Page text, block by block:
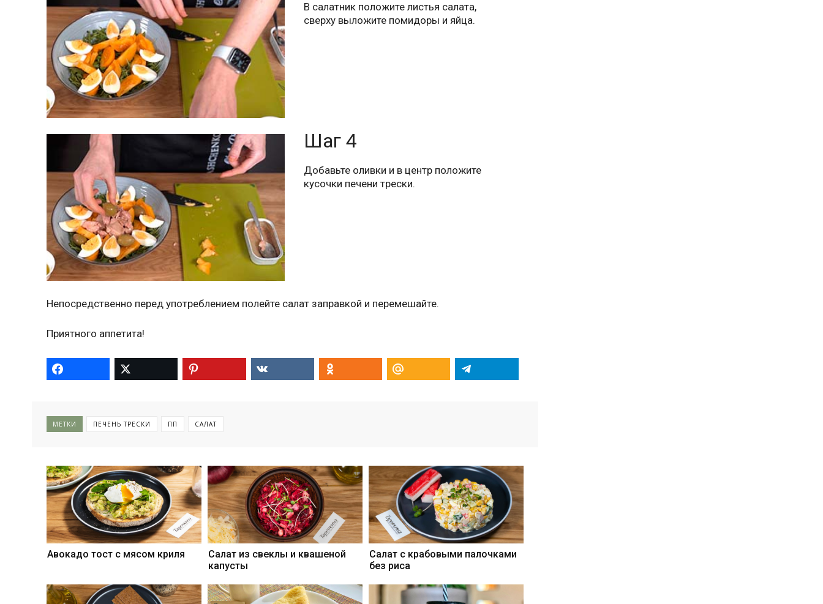
В салатник положите листья салата,
сверху выложите помидоры и яйца.
Шаг 4
Добавьте оливки и в центр положите
кусочки печени трески.
Непосредственно перед употреблением полейте салат заправкой и перемешайте.
Приятного аппетита!
МЕТКИ ПЕЧЕНЬ ТРЕСКИ ПП САЛАТ
Авокадо тост с мясом криля
Салат из свеклы и квашеной
капусты
Салат с крабовыми палочками
без риса